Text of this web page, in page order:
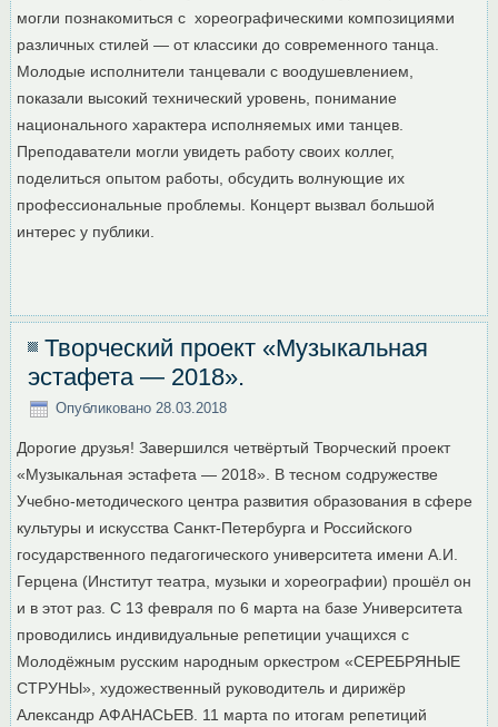
могли познакомиться с хореографическими композициями
различных стилей — от классики до современного танца.
Молодые исполнители танцевали с воодушевлением,
показали высокий технический уровень, понимание
национального характера исполняемых ими танцев.
Преподаватели могли увидеть работу своих коллег,
поделиться опытом работы, обсудить волнующие их
профессиональные проблемы. Концерт вызвал большой
интерес у публики.
Творческий проект «Музыкальная
эстафета — 2018».
Опубликовано 28.03.2018
Дорогие друзья! Завершился четвёртый Творческий проект
«Музыкальная эстафета — 2018». В тесном содружестве
Учебно-методического центра развития образования в сфере
культуры и искусства Санкт-Петербурга и Российского
государственного педагогического университета имени А.И.
Герцена (Институт театра, музыки и хореографии) прошёл он
и в этот раз. С 13 февраля по 6 марта на базе Университета
проводились индивидуальные репетиции учащихся с
Молодёжным русским народным оркестром «СЕРЕБРЯНЫЕ
СТРУНЫ», художественный руководитель и дирижёр
Александр АФАНАСЬЕВ. 11 марта по итогам репетиций